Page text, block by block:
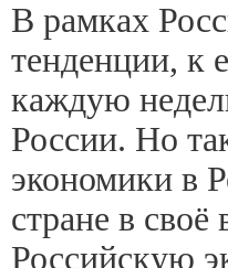
В рамках
тенденции, к
каждую
России. Но
экономики в
стране в
Российскую